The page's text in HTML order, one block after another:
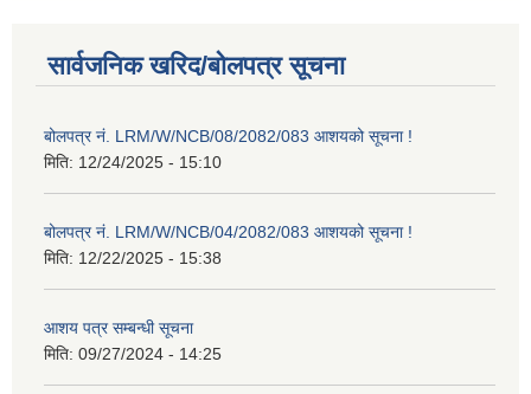
सार्वजनिक खरिद/बोलपत्र सूचना
बोलपत्र नं. LRM/W/NCB/08/2082/083 आशयको सूचना !
मिति: 12/24/2025 - 15:10
बोलपत्र नं. LRM/W/NCB/04/2082/083 आशयको सूचना !
मिति: 12/22/2025 - 15:38
आशय पत्र सम्बन्धी सूचना
मिति: 09/27/2024 - 14:25